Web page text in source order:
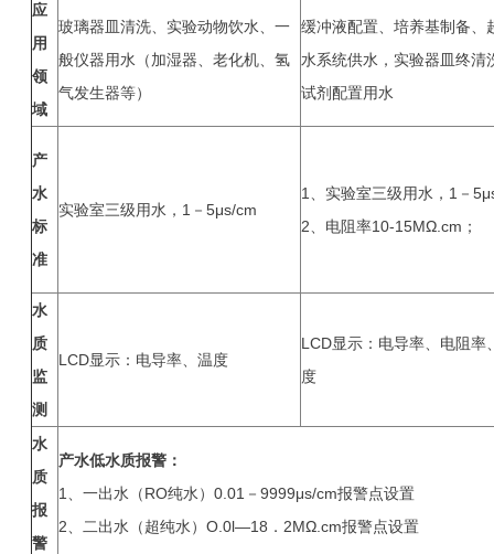
应
用
领
域
玻璃器皿清洗、实验动物饮水、一
般仪器用水（加湿器、老化机、氢
气发生器等）
缓冲液配置、培养基制备、
水系统供水，实验器皿终清
试剂配置用水
产
水
标
准
实验室三级用水，1－5μs/cm
1、实验室三级用水，1－
2、电阻率10-15MΩ.cm；
水
质
监
测
LCD显示：电导率、温度
LCD显示：电导率、电阻率
度
水
质
报
警
产水低水质报警：
1、一出水（RO纯水）0.01－9999μs/cm报警点设置
2、二出水（超纯水）O.0l—18．2MΩ.cm报警点设置